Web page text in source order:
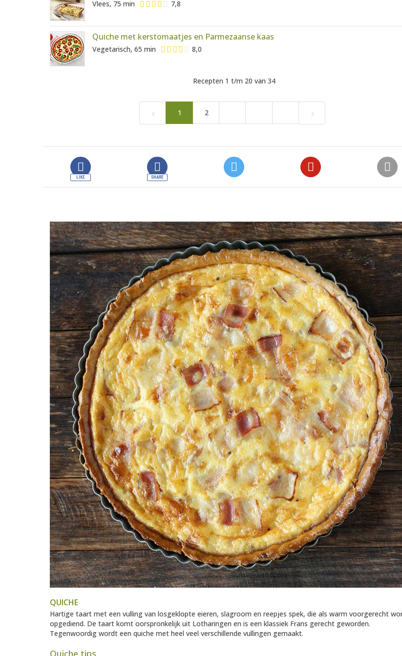
Vlees, 75 min 7,8
Quiche met kerstomaatjes en Parmezaanse kaas
Vegetarisch, 65 min 8,0
Recepten 1 t/m 20 van 34
‹ 1 2 ›
QUICHE
Hartige taart met een vulling van losgeklopte eieren, slagroom en reepjes spek, die als warm voorgerecht
opgediend. De taart komt oorspronkelijk uit Lotharingen en is een klassiek Frans gerecht geworden.
Tegenwoordig wordt een quiche met heel veel verschillende vullingen gemaakt.